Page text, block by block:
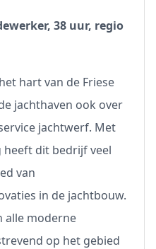
38 uur, regio
hart van de Friese
jachthaven ook over
jachtwerf. Met
heeft dit bedrijf veel
van
in de jachtbouw.
alle moderne
op het gebied